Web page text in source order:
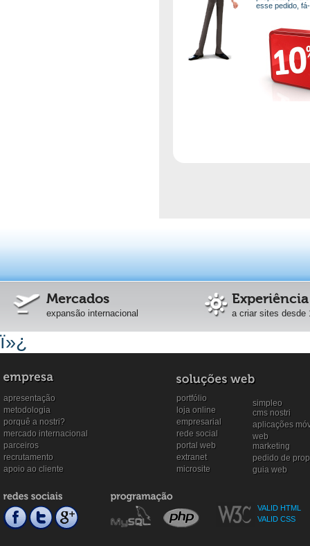
esse pedido,
Mercados
expansão internacional
Experiência
a criar sites desde
ï»¿
apresentação
metodologia
porquê a nostri?
mercado internacional
parceiros
recrutamento
apoio ao cliente
portfólio
loja online
empresarial
rede social
portal web
extranet
microsite
simpleo
cms nostri
aplicações
web
marketing
pedido de
guia web
VALID HTML
VALID CSS